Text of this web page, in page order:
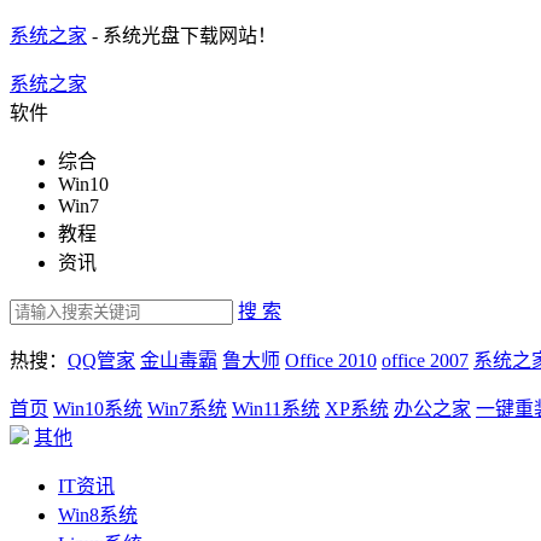
系统之家 - 系统光盘下载网站！
系统之家
软件
综合
Win10
Win7
教程
资讯
搜 索
热搜： QQ管家 金山毒霸 鲁大师 Office 2010 office 2007 系统之
首页 Win10系统 Win7系统 Win11系统 XP系统 办公之家 一键重
其他
IT资讯
Win8系统